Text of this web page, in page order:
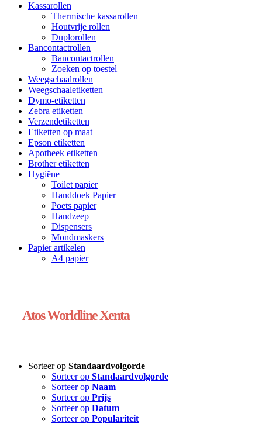
Kassarollen
Thermische kassarollen
Houtvrije rollen
Duplorollen
Bancontactrollen
Bancontactrollen
Zoeken op toestel
Weegschaalrollen
Weegschaaletiketten
Dymo-etiketten
Zebra etiketten
Verzendetiketten
Etiketten op maat
Epson etiketten
Apotheek etiketten
Brother etiketten
Hygiëne
Toilet papier
Handdoek Papier
Poets papier
Handzeep
Dispensers
Mondmaskers
Papier artikelen
A4 papier
Atos Worldline Xenta
Sorteer op Standaardvolgorde
Sorteer op Standaardvolgorde
Sorteer op Naam
Sorteer op Prijs
Sorteer op Datum
Sorteer op Populariteit